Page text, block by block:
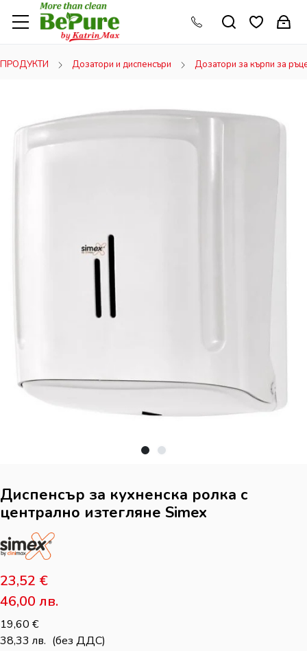
ПРОДУКТИ Дозатори и диспенсъри Дозатори за кърпи за
Диспенсър за кухненска ролка с
централно изтегляне Simex
23,52 €
46,00 лв.
19,60 €
38,33 лв. (без ДДС)